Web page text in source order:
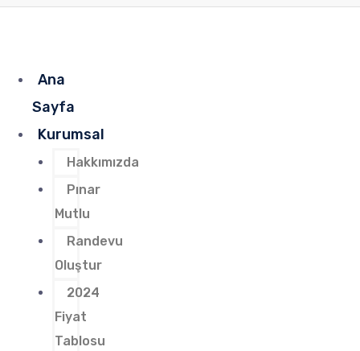
Ana
Sayfa
Kurumsal
Hakkımızda
Pınar
Mutlu
Randevu
Oluştur
2024
Fiyat
Tablosu